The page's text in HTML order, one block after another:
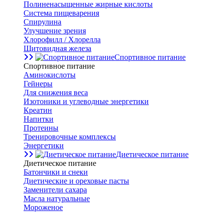
Полиненасыщенные жирные кислоты
Система пищеварения
Спирулина
Улучшение зрения
Хлорофилл / Хлорелла
Щитовидная железа
Спортивное питание
Спортивное питание
Аминокислоты
Гейнеры
Для снижения веса
Изотоники и углеводные энергетики
Креатин
Напитки
Протеины
Тренировочные комплексы
Энергетики
Диетическое питание
Диетическое питание
Батончики и снеки
Диетические и ореховые пасты
Заменители сахара
Масла натуральные
Мороженое